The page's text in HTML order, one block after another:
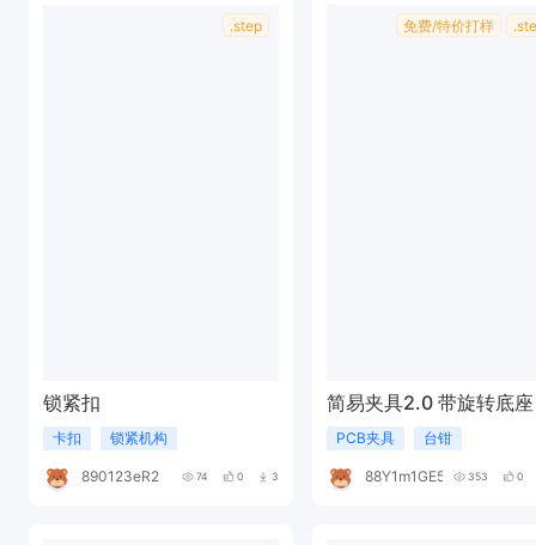
.step
锁紧扣
卡扣 锁紧机构
890123eR241G 74 0 3
免费/特价打样
简易夹具2.0 带旋转底座
PCB夹具 台钳
88Y1m1GE5A 353 0